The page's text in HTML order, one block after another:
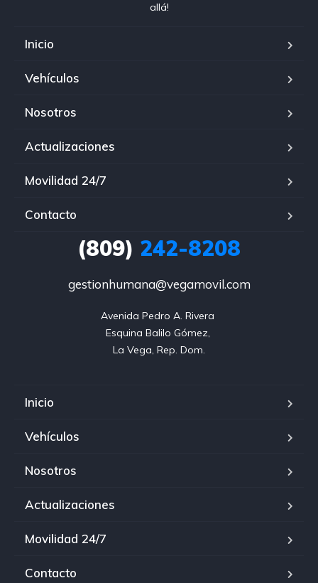
allá!
Inicio
Vehículos
Nosotros
Actualizaciones
Movilidad 24/7
Contacto
(809) 242-8208
gestionhumana@vegamovil.com
Avenida Pedro A. Rivera
Esquina Balilo Gómez,
La Vega, Rep. Dom.
Inicio
Vehículos
Nosotros
Actualizaciones
Movilidad 24/7
Contacto